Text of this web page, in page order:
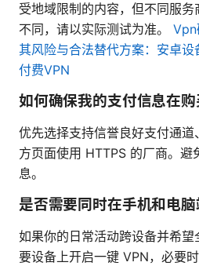
受地域限制的内容，但不同服
不同，请以实际测试为准。 Vpn
其风险与合法替代方案：安卓设
付费VPN
如何确保我的支付信息在购
优先选择支持信誉良好支付通
方页面使用 HTTPS 的厂商。避
息。
是否需要同时在手机和电脑
如果你的日常活动跨设备并希
要设备上开启一键 VPN，必要